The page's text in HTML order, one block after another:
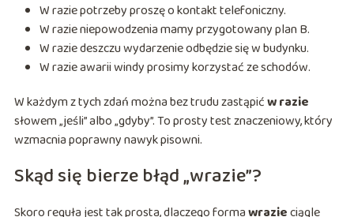
W razie potrzeby proszę o kontakt telefoniczny.
W razie niepowodzenia mamy przygotowany plan B.
W razie deszczu wydarzenie odbędzie się w budynku.
W razie awarii windy prosimy korzystać ze schodów.
W każdym z tych zdań można bez trudu zastąpićw razie
słowem „jeśli” albo „gdyby”. To prosty test znaczeniowy, który
wzmacnia poprawny nawyk pisowni.
Skąd się bierze błąd „wrazie”?
Skoro reguła jest tak prosta, dlaczego formawrazieciągle